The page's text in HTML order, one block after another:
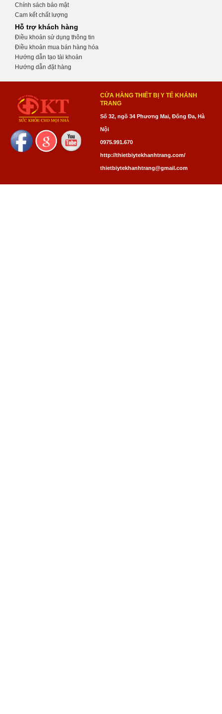
Chính sách bảo mật
Cam kết chất lượng
Hỗ trợ khách hàng
Điều khoản sử dụng thông tin
Điều khoản mua bán hàng hóa
Hướng dẫn tạo tài khoản
Hướng dẫn đặt hàng
CỬA HÀNG THIẾT BỊ Y TẾ KHÁNH
TRANG
Số 32, ngõ 34 Phương Mai, Đống Đa, Hà
Nội
0975.991.670
http://thietbiytekhanhtrang.com/
thietbiytekhanhtrang@gmail.com